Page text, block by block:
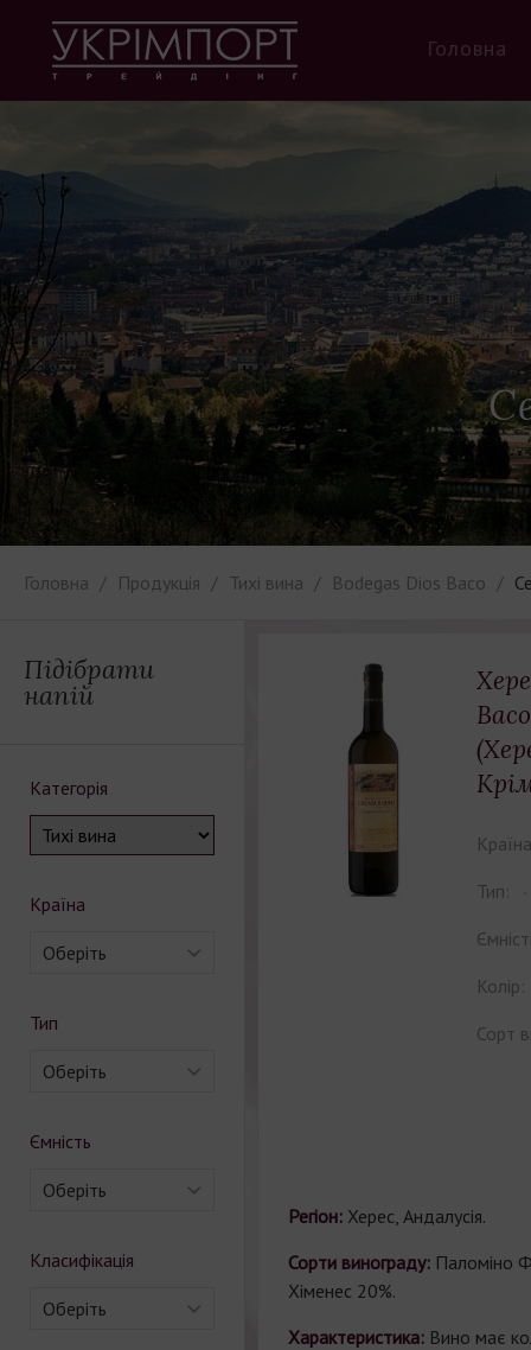
Головна
Головна Продукція Тихі вина Bodegas Dios Baco
Підібрати
напій
Категорія
Країна
Оберіть
Тип
Оберіть
Ємність
Оберіть
Класифікація
Оберіть
Тип:
Колір:
Сорт
Регіон: Херес, Андалусія.
Сорти винограду: Паломіно
Хіменес 20%.
Характеристика: Вино має